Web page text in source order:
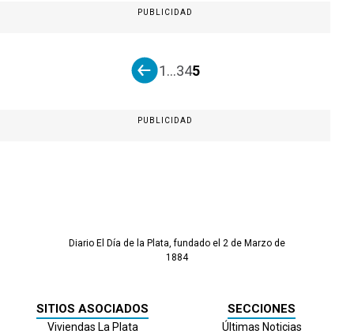
PUBLICIDAD
1...345
PUBLICIDAD
Diario El Día de la Plata, fundado el 2 de Marzo de
1884
SITIOS ASOCIADOS
Viviendas La Plata
SECCIONES
Últimas Noticias